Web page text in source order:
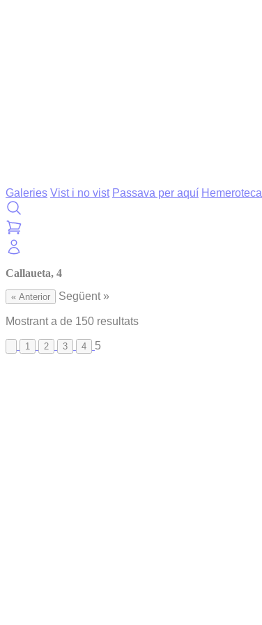
Galeries Vist i no vist Passava per aquí Hemeroteca
Callaueta, 4
« Anterior Següent »
Mostrant a de 150 resultats
1 2 3 4 5